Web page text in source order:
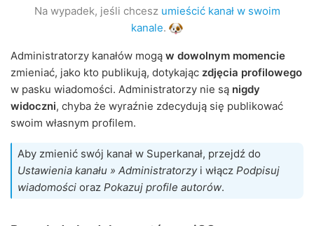
Na wypadek, jeśli chcesz umieścić kanał w swoim
kanale.
Administratorzy kanałów mogą w dowolnym momencie
zmieniać, jako kto publikują, dotykając zdjęcia profilowego
w pasku wiadomości. Administratorzy nie są nigdy
widoczni, chyba że wyraźnie zdecydują się publikować
swoim własnym profilem.
Aby zmienić swój kanał w Superkanał, przejdź do
Ustawienia kanału » Administratorzyi włącz Podpisuj
wiadomości oraz Pokazuj profile autorów.